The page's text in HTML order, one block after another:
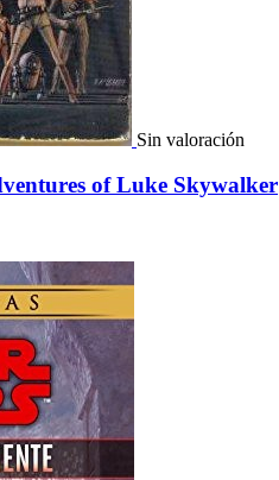
Sin valoración
of Luke Skywalker